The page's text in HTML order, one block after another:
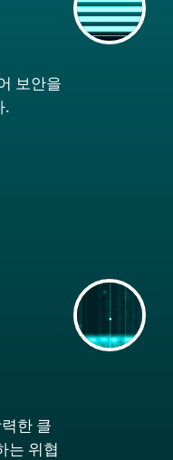
보안을
.
한 클
는 위협